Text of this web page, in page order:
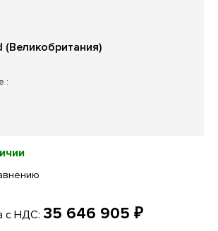
:
с НДС: 35 646 905 ₽